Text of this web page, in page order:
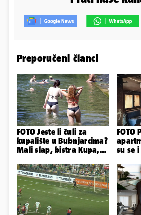
Preporučeni članci
FOTO Jeste li čuli za
kupalište u Bubnjarcima?
Mali slap, bistra Kupa,
idila!
FOTO
su se